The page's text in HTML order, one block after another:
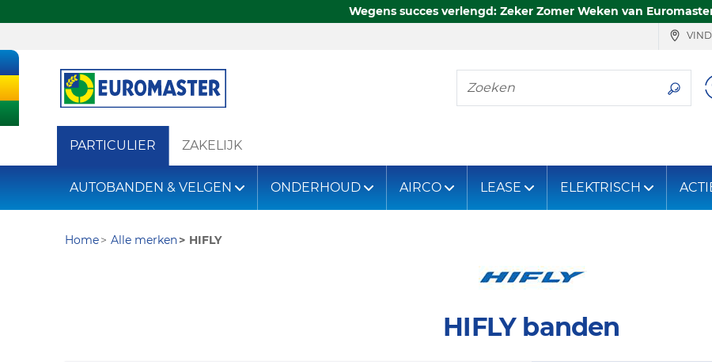
Wegens succes verlengd: Zeker Zomer Weken van
Zoeken
PARTICULIER ZAKELIJK
AUTOBANDEN & VELGEN ONDERHOUD AIRCO LEASE ELEKTRISCH
Home Alle merken HIFLY
HIFLY banden